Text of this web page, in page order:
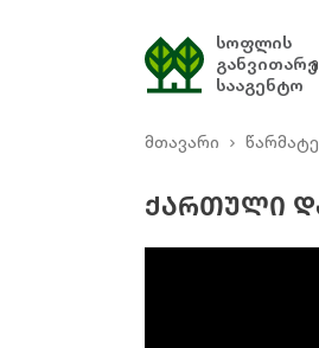
სოფლის
სააგენტო
მთავარი
ᲥᲐᲠᲗᲣᲚᲘ